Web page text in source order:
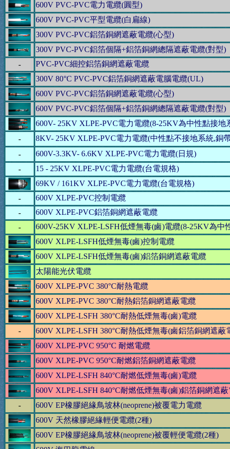
600V PVC-PVC電力電纜(圓型)
600V PVC-PVC平型電纜(白扁線)
300V PVC-PVC鋁箔銅網遮蔽電纜(心型)
300V PVC-PVC鋁箔個隔+鋁箔銅網總隔遮蔽電纜(對型)
-
PVC-PVC細控鋁箔銅網遮蔽電纜
300V 80°C PVC-PVC鋁箔銅網遮蔽電腦電纜(UL)
600V PVC-PVC鋁箔銅網遮蔽電纜(心型)
600V PVC-PVC鋁箔個隔+鋁箔銅網總隔遮蔽電纜(對型)
600V- 25KV XLPE-PVC電力電纜(8-25KV為中性點接地
-
8KV- 25KV XLPE-PVC電力電纜(中性點不接地系統,銅
-
600V-3.3KV- 6.6KV XLPE-PVC電力電纜(日規)
-
15 - 25KV XLPE-PVC電力電纜(台電規格)
69KV / 161KV XLPE-PVC電力電纜(台電規格)
- 600V XLPE-PVC控制電纜
-
600V XLPE-PVC鋁箔銅網遮蔽電纜
-
600V-25KV XLPE-LSFH低煙無毒(鹵)電纜(8-25KV為中
600V XLPE-LSFH低煙無毒(鹵)控制電纜
600V XLPE-LSFH低煙無毒(鹵)鋁箔銅網遮蔽電纜
太陽能光伏電纜
600V XLPE-PVC 380°C耐熱電纜
600V XLPE-PVC 380°C耐熱鋁箔銅網遮蔽電纜
600V XLPE-LSFH 380°C耐熱低煙無毒(鹵)電纜
-
600V XLPE-LSFH 380°C耐熱低煙無毒(鹵鋁箔銅網遮蔽
600V XLPE-PVC 950°C 耐燃電纜
600V XLPE-PVC 950°C耐燃鋁箔銅網遮蔽電纜
600V XLPE-LSFH 840°C耐燃低煙無毒(鹵)電纜
600V XLPE-LSFH 840°C耐燃低煙無毒(鹵)鋁箔銅網遮蔽
-
600V EP橡膠絕緣鳥坡林(neoprene)被覆電力電纜
600V 天然橡膠絕緣輕便電纜(2種)
600V EP橡膠絕緣鳥坡林(neoprene)被覆輕便電纜(2種)